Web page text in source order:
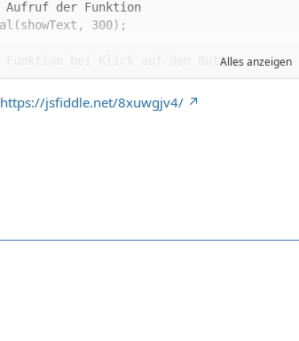
showText);
Alles anzeigen
https://jsfiddle.net/8xuwgjv4/